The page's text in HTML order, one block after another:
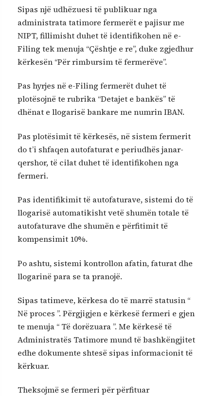
Sipas një udhëzuesi të publikuar nga
administrata tatimore fermerët e pajisur me
NIPT, fillimisht duhet të identifikohen në e-
Filing tek menuja “Çështje e re”, duke zgjedhur
kërkesën “Për rimbursim të fermerëve”.
Pas hyrjes në e-Filing fermerët duhet të
plotësojnë te rubrika “Detajet e bankës” të
dhënat e llogarisë bankare me numrin IBAN.
Pas plotësimit të kërkesës, në sistem fermerit
do t’i shfaqen autofaturat e periudhës janar-
qershor, të cilat duhet të identifikohen nga
fermeri.
Pas identifikimit të autofaturave, sistemi do të
llogarisë automatikisht vetë shumën totale të
autofaturave dhe shumën e përfitimit të
kompensimit 10%.
Po ashtu, sistemi kontrollon afatin, faturat dhe
llogarinë para se ta pranojë.
Sipas tatimeve, kërkesa do të marrë statusin “
Në proces ”. Përgjigjen e kërkesë fermeri e gjen
te menuja “ Të dorëzuara ”. Me kërkesë të
Administratës Tatimore mund të bashkëngjitet
edhe dokumente shtesë sipas informacionit të
kërkuar.
Theksojmë se fermeri për përfituar